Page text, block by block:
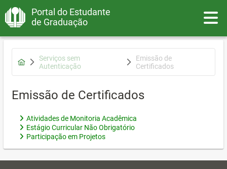
Portal do Estudante
de Graduação
Serviços sem
Autenticação
Emissão de
Certificados
Emissão de Certificados
Atividades de Monitoria Acadêmica
Estágio Curricular Não Obrigatório
Participação em Projetos